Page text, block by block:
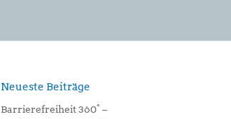
Neueste Beiträge
Barrierefreiheit 360° –